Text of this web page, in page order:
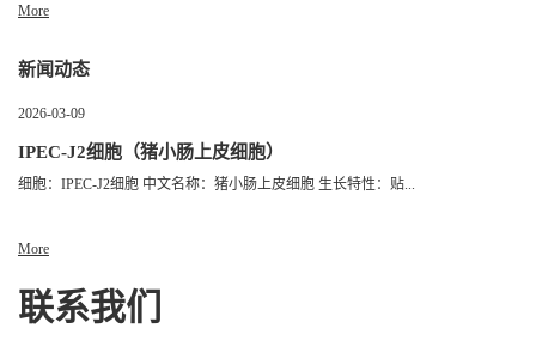
More
新闻动态
2026-03-09
IPEC-J2细胞（猪小肠上皮细胞）
细胞：IPEC-J2细胞 中文名称：猪小肠上皮细胞 生长特性：贴...
More
联系我们